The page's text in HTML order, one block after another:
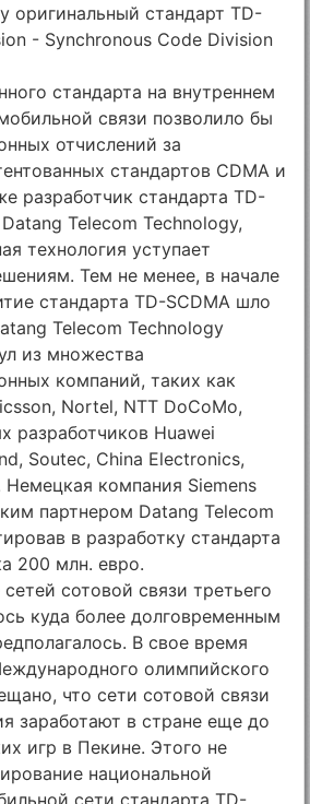
оригинальный стандарт TD-
- Synchronous Code Division
стандарта на внутреннем
связи позволило бы
отчислений за
стандартов CDMA и
разработчик стандарта TD-
Telecom Technology,
технология уступает
Тем не менее, в начале
стандарта TD-SCDMA шло
Telecom Technology
из множества
компаний, таких как
Nortel, NTT DoCoMo,
разработчиков Huawei
Soutec, China Electronics,
Немецкая компания Siemens
партнером Datang Telecom
в разработку стандарта
200 млн. евро.
сотовой связи третьего
куда более долговременным
В свое время
олимпийского
что сети сотовой связи
заработают в стране еще до
игр в Пекине. Этого не
национальной
сети стандарта TD-